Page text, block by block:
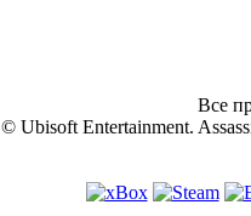
Все
© Ubisoft Entertainment.